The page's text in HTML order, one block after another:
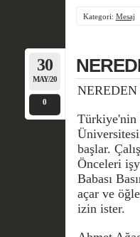
Kategori: Mesaj
30
MAY/20
0
Türkiye'nin
başlar.
Önceleri
Babası
açar ve
izin ister.